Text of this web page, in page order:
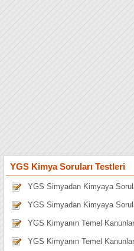
YGS Kimya Soruları Testleri
YGS Simyadan Kimyaya
YGS Simyadan Kimyaya
YGS Kimyanın Temel
YGS Kimyanın Temel